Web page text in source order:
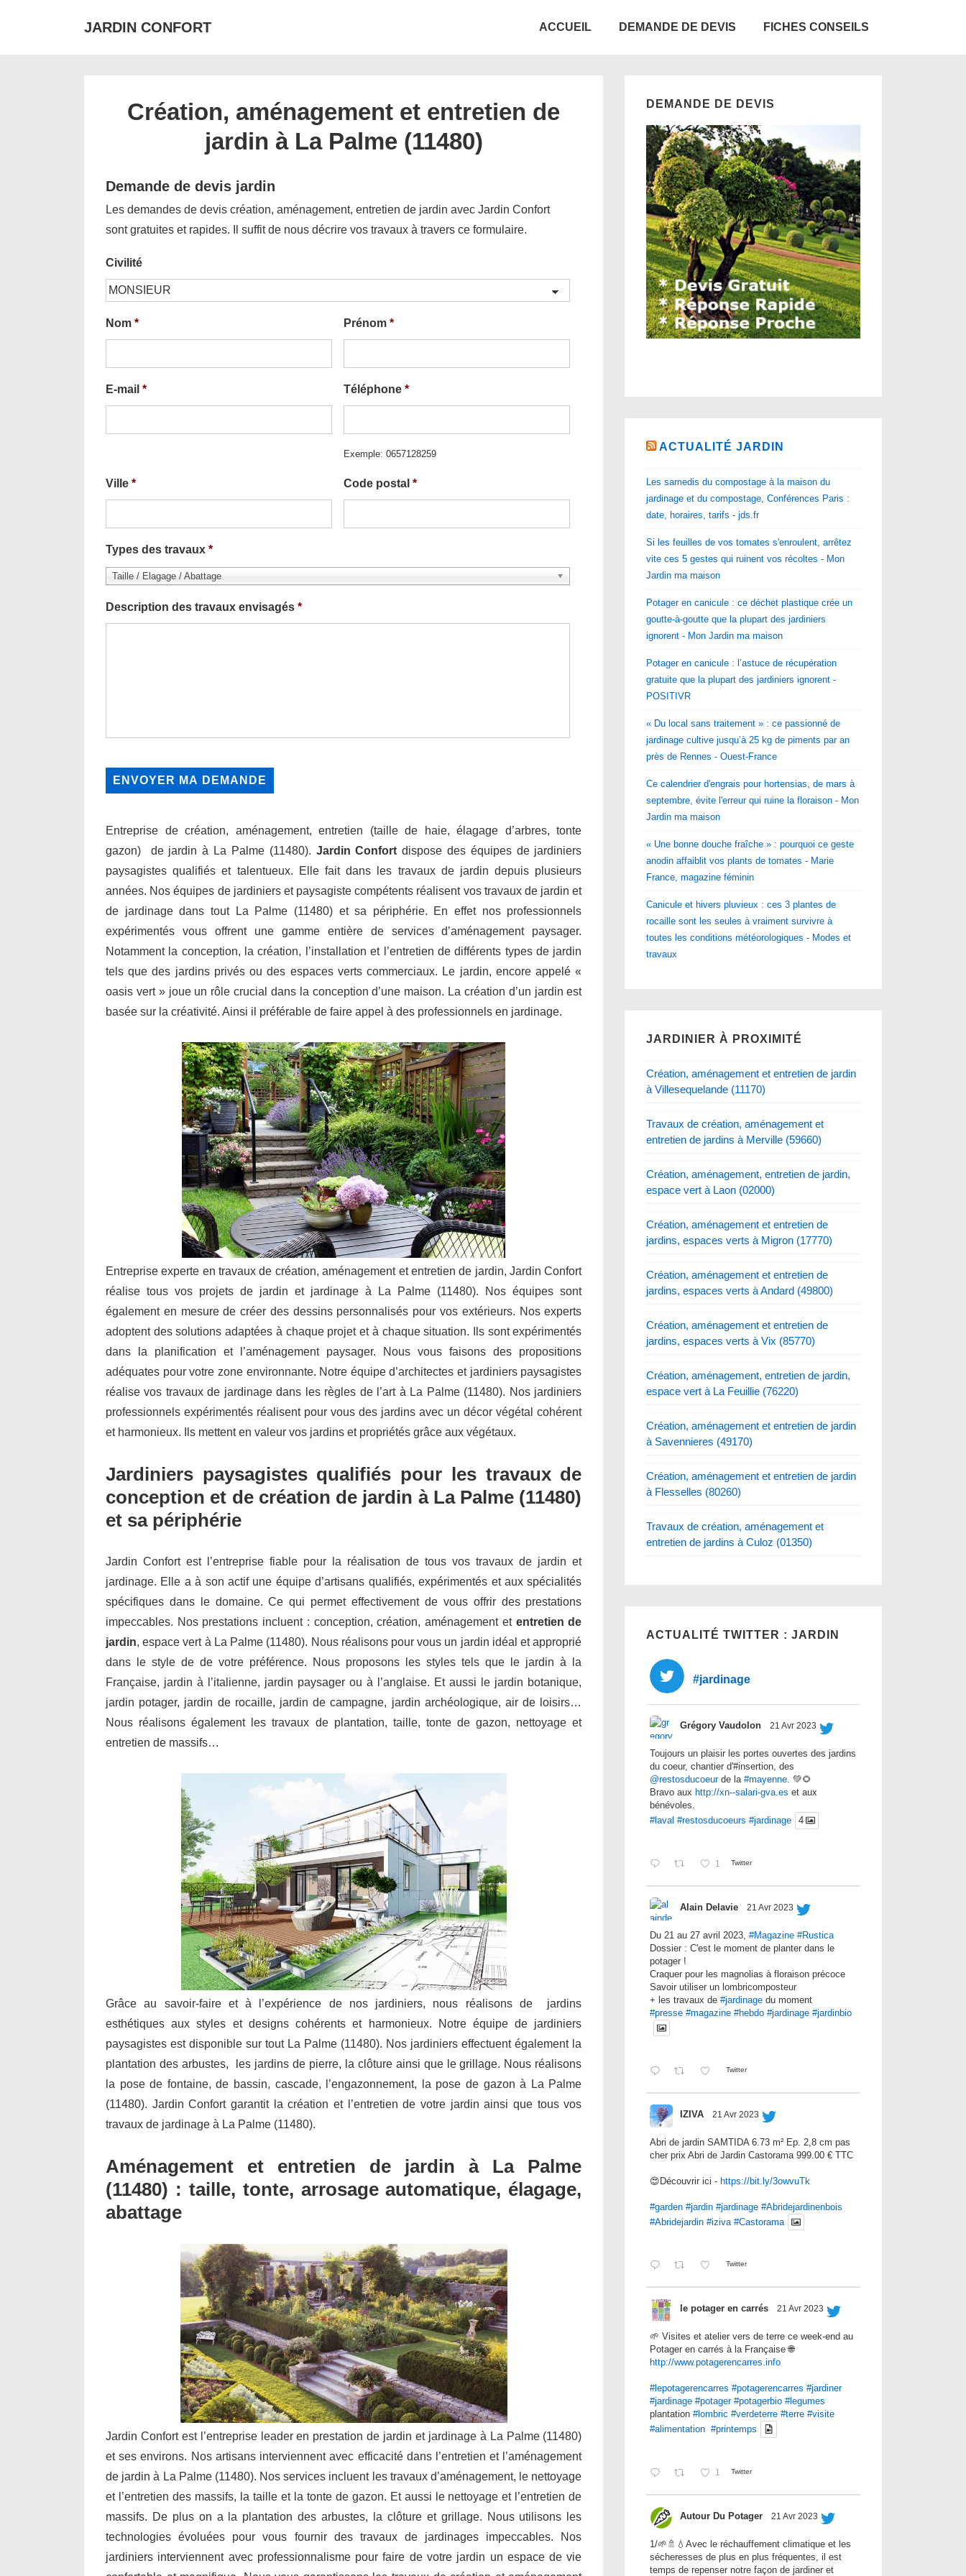
JARDIN CONFORT ACCUEIL DEMANDE DE DEVIS FICHES CONSEILS
Création, aménagement et entretien de
jardin à La Palme (11480)
Demande de devis jardin
Les demandes de devis création, aménagement, entretien de jardin avec Jardin Confort
sont gratuites et rapides. Il suffit de nous décrire vos travaux à travers ce formulaire.
Civilité
Nom * Prénom *
E-mail * Téléphone *
Exemple: 0657128259
Ville * Code postal *
Types des travaux *
Taille / Elagage / Abattage
Description des travaux envisagés *
Entreprise de création, aménagement, entretien (taille de haie, élagage d’arbres, tonte
gazon) de jardin à La Palme (11480). Jardin Confort dispose des équipes de jardiniers
paysagistes qualifiés et talentueux. Elle fait dans les travaux de jardin depuis plusieurs
années. Nos équipes de jardiniers et paysagiste compétents réalisent vos travaux de jardin et
de jardinage dans tout La Palme (11480) et sa périphérie. En effet nos professionnels
expérimentés vous offrent une gamme entière de services d’aménagement paysager.
Notamment la conception, la création, l’installation et l’entretien de différents types de jardin
tels que des jardins privés ou des espaces verts commerciaux. Le jardin, encore appelé «
oasis vert » joue un rôle crucial dans la conception d’une maison. La création d’un jardin est
basée sur la créativité. Ainsi il préférable de faire appel à des professionnels en jardinage.
Entreprise experte en travaux de création, aménagement et entretien de jardin, Jardin Confort
réalise tous vos projets de jardin et jardinage à La Palme (11480). Nos équipes sont
également en mesure de créer des dessins personnalisés pour vos extérieurs. Nos experts
adoptent des solutions adaptées à chaque projet et à chaque situation. Ils sont expérimentés
dans la planification et l’aménagement paysager. Nous vous faisons des propositions
adéquates pour votre zone environnante. Notre équipe d’architectes et jardiniers paysagistes
réalise vos travaux de jardinage dans les règles de l’art à La Palme (11480). Nos jardiniers
professionnels expérimentés réalisent pour vous des jardins avec un décor végétal cohérent
et harmonieux. Ils mettent en valeur vos jardins et propriétés grâce aux végétaux.
Jardiniers paysagistes qualifiés pour les travaux de
conception et de création de jardin à La Palme (11480)
et sa périphérie
Jardin Confort est l’entreprise fiable pour la réalisation de tous vos travaux de jardin et
jardinage. Elle a à son actif une équipe d’artisans qualifiés, expérimentés et aux spécialités
spécifiques dans le domaine. Ce qui permet effectivement de vous offrir des prestations
impeccables. Nos prestations incluent : conception, création, aménagement et entretien de
jardin, espace vert à La Palme (11480). Nous réalisons pour vous un jardin idéal et approprié
dans le style de de votre préférence. Nous proposons les styles tels que le jardin à la
Française, jardin à l’italienne, jardin paysager ou à l’anglaise. Et aussi le jardin botanique,
jardin potager, jardin de rocaille, jardin de campagne, jardin archéologique, air de loisirs…
Nous réalisons également les travaux de plantation, taille, tonte de gazon, nettoyage et
entretien de massifs…
Grâce au savoir-faire et à l’expérience de nos jardiniers, nous réalisons de jardins
esthétiques aux styles et designs cohérents et harmonieux. Notre équipe de jardiniers
paysagistes est disponible sur tout La Palme (11480). Nos jardiniers effectuent également la
plantation des arbustes, les jardins de pierre, la clôture ainsi que le grillage. Nous réalisons
la pose de fontaine, de bassin, cascade, l’engazonnement, la pose de gazon à La Palme
(11480). Jardin Confort garantit la création et l’entretien de votre jardin ainsi que tous vos
travaux de jardinage à La Palme (11480).
Aménagement et entretien de jardin à La Palme
(11480) : taille, tonte, arrosage automatique, élagage,
abattage
Jardin Confort est l’entreprise leader en prestation de jardin et jardinage à La Palme (11480)
et ses environs. Nos artisans interviennent avec efficacité dans l’entretien et l’aménagement
de jardin à La Palme (11480). Nos services incluent les travaux d’aménagement, le nettoyage
et l’entretien des massifs, la taille et la tonte de gazon. Et aussi le nettoyage et l’entretien de
massifs. De plus on a la plantation des arbustes, la clôture et grillage. Nous utilisons les
technologies évoluées pour vous fournir des travaux de jardinages impeccables. Nos
jardiniers interviennent avec professionnalisme pour faire de votre jardin un espace de vie
DEMANDE DE DEVIS
ACTUALITÉ JARDIN
Les samedis du compostage à la maison du
jardinage et du compostage, Conférences Paris :
date, horaires, tarifs - jds.fr
Si les feuilles de vos tomates s'enroulent, arrêtez
vite ces 5 gestes qui ruinent vos récoltes - Mon
Jardin ma maison
Potager en canicule : ce déchet plastique crée un
goutte-à-goutte que la plupart des jardiniers
ignorent - Mon Jardin ma maison
Potager en canicule : l’astuce de récupération
gratuite que la plupart des jardiniers ignorent -
POSITIVR
« Du local sans traitement » : ce passionné de
jardinage cultive jusqu’à 25 kg de piments par an
près de Rennes - Ouest-France
Ce calendrier d'engrais pour hortensias, de mars à
septembre, évite l'erreur qui ruine la floraison - Mon
Jardin ma maison
« Une bonne douche fraîche » : pourquoi ce geste
anodin affaiblit vos plants de tomates - Marie
France, magazine féminin
Canicule et hivers pluvieux : ces 3 plantes de
rocaille sont les seules à vraiment survivre à
toutes les conditions météorologiques - Modes et
travaux
JARDINIER À PROXIMITÉ
Création, aménagement et entretien de jardin
à Villesequelande (11170)
Travaux de création, aménagement et
entretien de jardins à Merville (59660)
Création, aménagement, entretien de jardin,
espace vert à Laon (02000)
Création, aménagement et entretien de
jardins, espaces verts à Migron (17770)
Création, aménagement et entretien de
jardins, espaces verts à Andard (49800)
Création, aménagement et entretien de
jardins, espaces verts à Vix (85770)
Création, aménagement, entretien de jardin,
espace vert à La Feuillie (76220)
Création, aménagement et entretien de jardin
à Savennieres (49170)
Création, aménagement et entretien de jardin
à Flesselles (80260)
Travaux de création, aménagement et
entretien de jardins à Culoz (01350)
ACTUALITÉ TWITTER : JARDIN
#jardinage
Grégory Vaudolon 21 Avr 2023
Toujours un plaisir les portes ouvertes des jardins
du coeur, chantier d'#insertion, des
@restosducoeurde la#mayenne. 💚🌻
Bravo aux http://xn--salari-gva.es et aux
bénévoles.
#laval #restosducoeurs #jardinage 4
1 Twitter
Alain Delavie 21 Avr 2023
Du 21 au 27 avril 2023,#Magazine #Rustica
Dossier : C'est le moment de planter dans le
potager !
Craquer pour les magnolias à floraison précoce
Savoir utiliser un lombricomposteur
+ les travaux de#jardinage du moment
#presse #magazine #hebdo #jardinage #jardinbio
Twitter
IZIVA 21 Avr 2023
Abri de jardin SAMTIDA 6.73 m² Ep. 2,8 cm pas
cher prix Abri de Jardin Castorama 999.00 € TTC
😍Découvrir ici - https://bit.ly/3owvuTk
#garden #jardin #jardinage #Abridejardinenbois
#Abridejardin #iziva #Castorama
Twitter
le potager en carrés 21 Avr 2023
🌱 Visites et atelier vers de terre ce week-end au
Potager en carrés à la Française 🌐
http://www.potagerencarres.info
#lepotagerencarres #potagerencarres #jardiner
#jardinage #potager #potagerbio #legumes
plantation#lombric #verdeterre #terre #visite
#alimentation #printemps
1 Twitter
Autour Du Potager 21 Avr 2023
1/🌱🚿💧Avec le réchauffement climatique et les
sécheresses de plus en plus fréquentes, il est
temps de repenser notre façon de jardiner et